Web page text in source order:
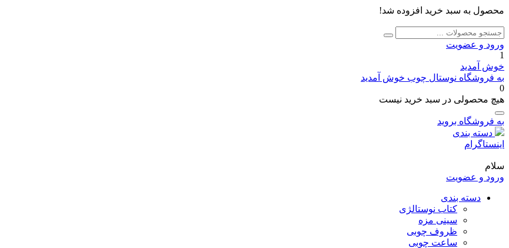
محصول به سبد خرید افزوده شد!
جستجو
برای:
جستجو
ورود و عضویت
1
خوش آمدید
به فروشگاه نوستال چوب خوش آمدید
0
هیچ محصولی در سبد خرید نیست
به فروشگاه بروید
دسته بندی
اینستاگرام
سلام
ورود و عضویت
دسته بندی
کتاب نوستالژی
سینی مزه
ظروف چوبی
ساعت چوبی